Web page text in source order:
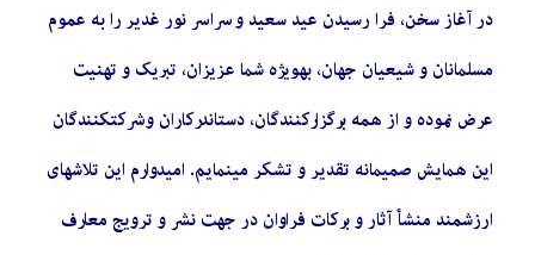
در آغاز سخن، فرا رسیدن عید سعید و سراسر نور غدیر را به عموم
مسلمانان و شیعیان جهان، بهویژه شما عزیزان، تبریک و تهنیت
عرض نموده و از همه برگزارکنندگان، دستاندرکاران و شرکتکنندگان
این همایش صمیمانه تقدیر و تشکر مینمایم. امیدوارم این تلاشهای
ارزشمند منشأ آثار و برکات فراوان در جهت نشر و ترویج معارف